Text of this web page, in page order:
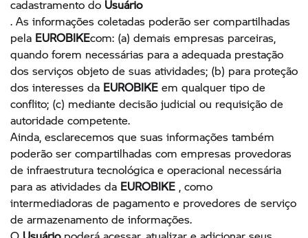
cadastramento do Usuário
. As informações coletadas poderão ser compartilhadas
pela EUROBIKEcom: (a) demais empresas parceiras,
quando forem necessárias para a adequada prestação
dos serviços objeto de suas atividades; (b) para proteção
dos interesses da EUROBIKE em qualquer tipo de
conflito; (c) mediante decisão judicial ou requisição de
autoridade competente.
Ainda, esclarecemos que suas informações também
poderão ser compartilhadas com empresas provedoras
de infraestrutura tecnológica e operacional necessária
para as atividades da EUROBIKE , como
intermediadoras de pagamento e provedores de serviço
de armazenamento de informações.